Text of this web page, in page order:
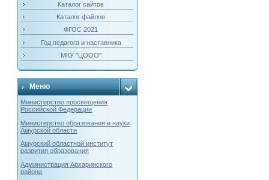
Каталог сайтов
Каталог файлов
ФГОС 2021
Год педагога и наставника
МКУ "ЦООО"
Меню
Министерство просвещения
Российской Федерации
Министерство образования и науки
Амурской области
Амурский областной институт
развития образования
Администрация Архаринского
района